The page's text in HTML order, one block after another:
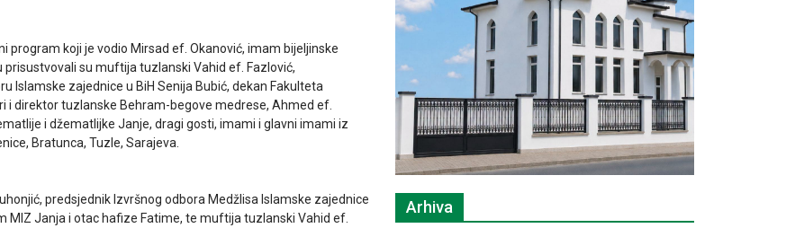
program koji je vodio Mirsad ef. Okanović, imam bijeljinske
su muftija tuzlanski Vahid ef. Fazlović,
Islamske zajednice u BiH Senija Bubić, dekan Fakulteta
i direktor tuzlanske Behram-begove medrese, Ahmed ef.
i džematlijke Janje, dragi gosti, imami i glavni imami iz
Bratunca, Tuzle, Sarajeva.
predsjednik Izvršnog odbora Medžlisa Islamske zajednice
MIZ Janja i otac hafize Fatime, te muftija tuzlanski Vahid ef.
Arhiva